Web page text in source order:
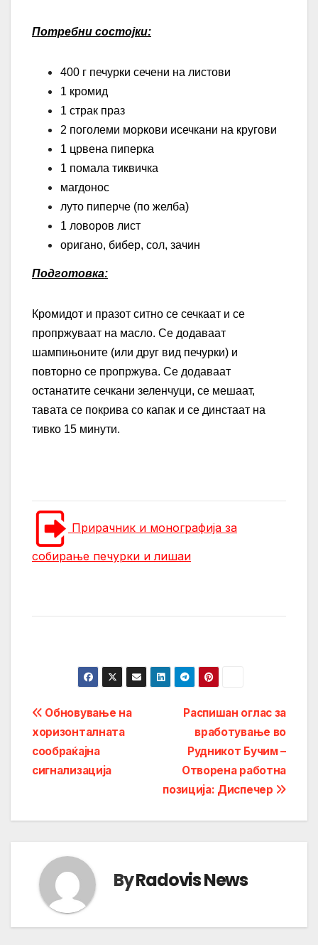
Потребни состојки:
400 г печурки сечени на листови
1 кромид
1 страк праз
2 поголеми моркови исечкани на кругови
1 црвена пиперка
1 помала тиквичка
магдонос
луто пиперче (по желба)
1 ловоров лист
оригано, бибер, сол, зачин
Подготовка:
Кромидот и празот ситно се сечкаат и се
пропржуваат на масло. Се додаваат
шампињоните (или друг вид печурки) и
повторно се пропржува. Се додаваат
останатите сечкани зеленчуци, се мешаат,
тавата се покрива со капак и се динстаат на
тивко 15 минути.
Прирачник и монографија за
собирање печурки и лишаи
Post
navigation
Распишан оглас за
вработување во
Рудникот Бучим –
Отворена работна
позиција: Диспечер
Обновување на
хоризонталната
сообраќајна
сигнализација
ByRadovis News